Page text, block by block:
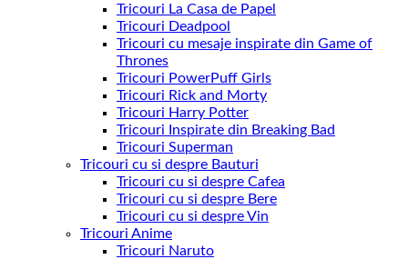
Tricouri La Casa de Papel
Tricouri Deadpool
Tricouri cu mesaje inspirate din Game of
Thrones
Tricouri PowerPuff Girls
Tricouri Rick and Morty
Tricouri Harry Potter
Tricouri Inspirate din Breaking Bad
Tricouri Superman
Tricouri cu si despre Bauturi
Tricouri cu si despre Cafea
Tricouri cu si despre Bere
Tricouri cu si despre Vin
Tricouri Anime
Tricouri Naruto